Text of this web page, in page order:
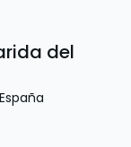
del
España